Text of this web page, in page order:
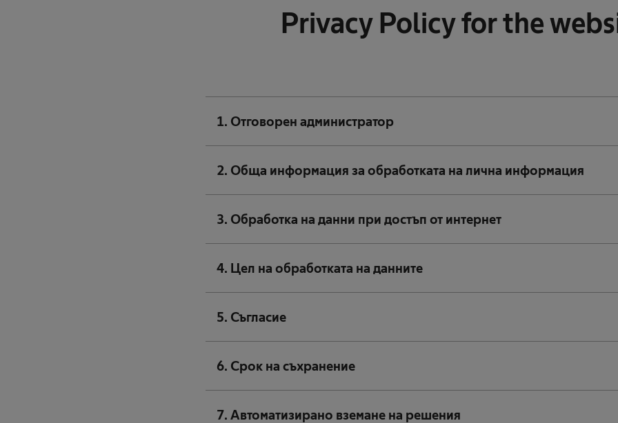
Privacy Policy for the
1. Отговорен администратор
2. Обща информация за обработката на лична информация
3. Обработка на данни при достъп от интернет
4. Цел на обработката на данните
5. Съгласие
6. Срок на съхранение
7. Автоматизирано вземане на решения